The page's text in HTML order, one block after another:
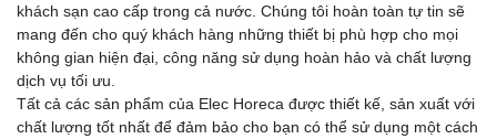
khách sạn cao cấp trong cả nước. Chúng tôi hoàn toàn tự tin sẽ
mang đến cho quý khách hàng những thiết bị phù hợp cho mọi
không gian hiện đại, công năng sử dụng hoàn hảo và chất lượng
dịch vụ tối ưu.
Tất cả các sản phẩm của Elec Horeca được thiết kế, sản xuất với
chất lượng tốt nhất để đảm bảo cho bạn có thể sử dụng một cách